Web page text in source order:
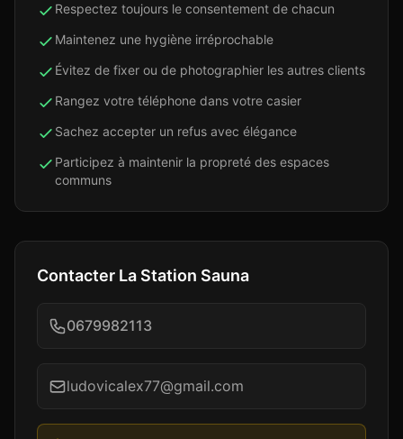
Respectez toujours le consentement de chacun
Maintenez une hygiène irréprochable
Évitez de fixer ou de photographier les autres clients
Rangez votre téléphone dans votre casier
Sachez accepter un refus avec élégance
Participez à maintenir la propreté des espaces
communs
Contacter La Station Sauna
0679982113
ludovicalex77@gmail.com